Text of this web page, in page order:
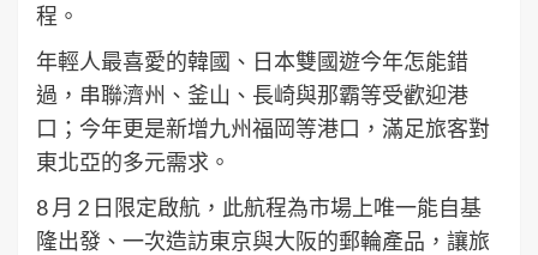
程。
年輕人最喜愛的韓國、日本雙國遊今年怎能錯
過，串聯濟州、釜山、長崎與那霸等受歡迎港
口；今年更是新增九州福岡等港口，滿足旅客對
東北亞的多元需求。
8 月 2 日限定啟航，此航程為市場上唯一能自基
隆出發、一次造訪東京與大阪的郵輪產品，讓旅